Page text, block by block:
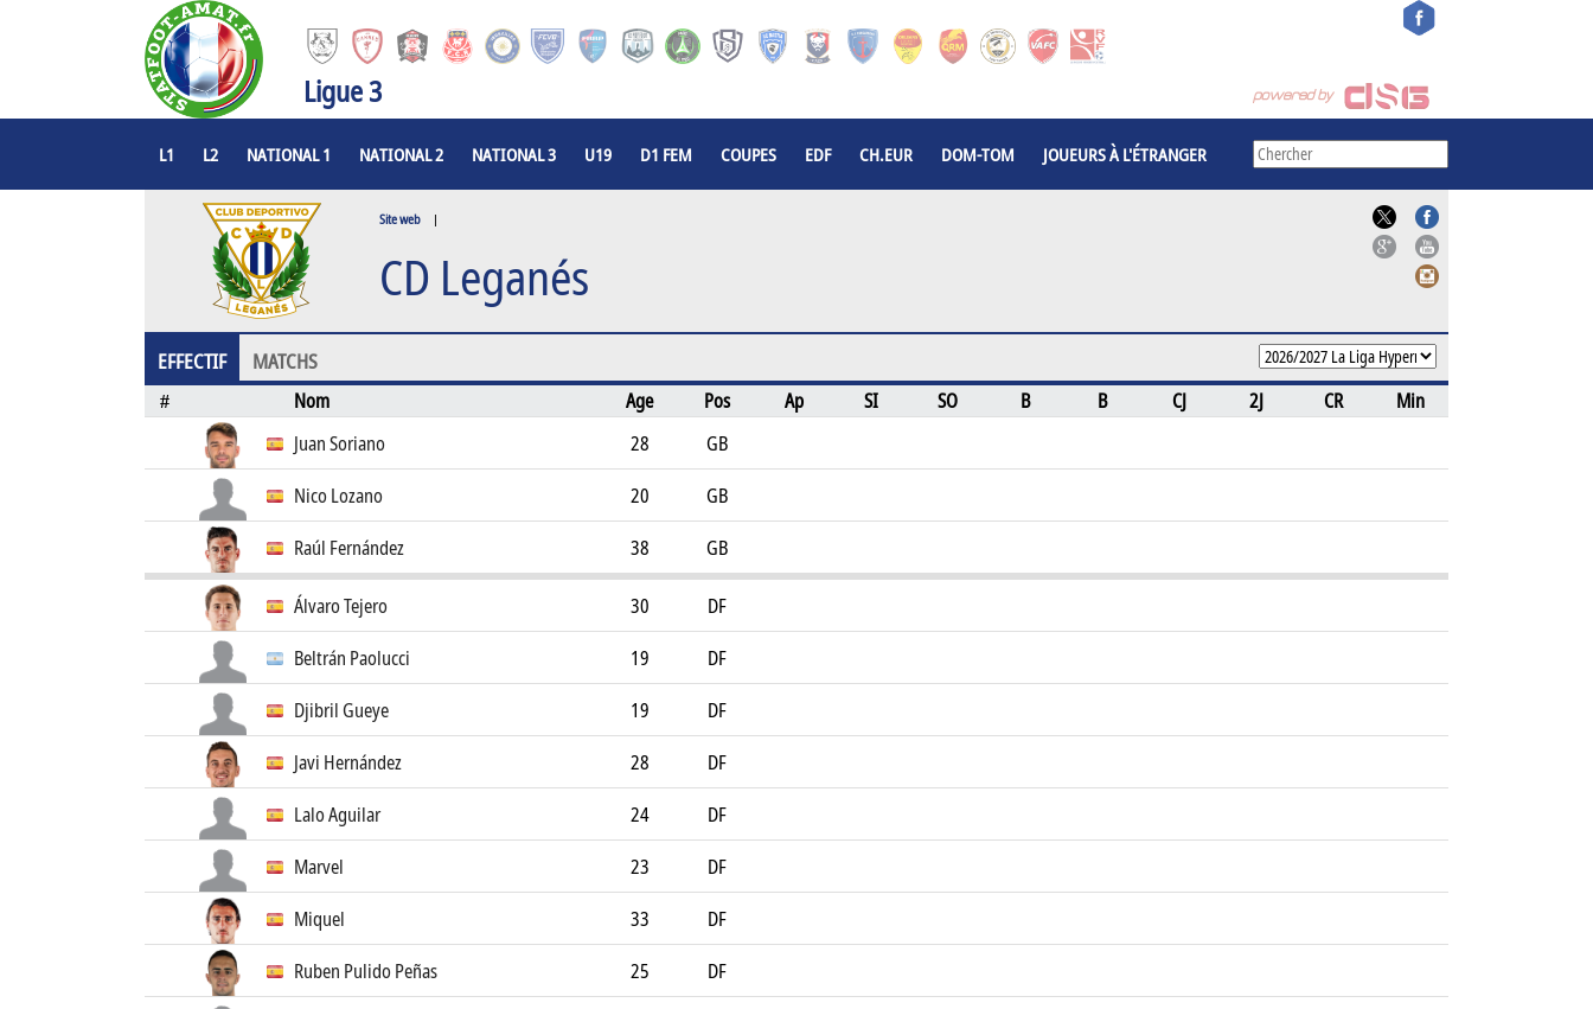
Ligue 3
L1 L2 NATIONAL 1 NATIONAL 2 NATIONAL 3 U19 D1 FEM COUPES EDF CH.EUR DOM-TOM JOUEURS À L'ÉTRANGER
Site web |
CD Leganés
EFFECTIF MATCHS
# Nom Age Pos Ap SI SO B B CJ 2J CR
Min
Juan Soriano
28
GB
Nico Lozano
20
GB
Raúl Fernández
38 GB
Álvaro Tejero 30
DF
Beltrán Paolucci
19
DF
Djibril Gueye
19
DF
Javi Hernández
28
DF
Lalo Aguilar
24
DF
Marvel
23
DF
Miquel
33
DF
Ruben Pulido Peñas
25
DF